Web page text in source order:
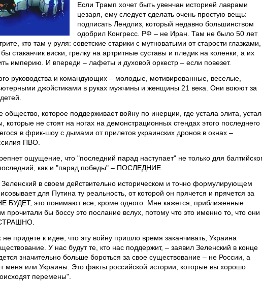
Если Трамп хочет быть увенчан историей лаврами
цезаря, ему следует сделать очень простую вещь:
подписать Лендлиз, который недавно большинством
одобрил Конгресс. РФ – не Иран. Там не было 50 лет
кто там у руля: советские старики с мутноватыми от старости глазками,
стаканчик виски, грелку на артритные суставы и пледик на коленки, а их
империю. И впереди – лафеты и духовой оркестр – если повезет.
руководства и командующих – молодые, мотивированные, веселые,
джойстиками в руках мужчины и женщины 21 века. Они воюют за
общество, которое поддерживает войну по инерции, где устала элита,
которые не стоят на ногах на демонстрационных стендах этого последнего
в фрик-шоу с дымами от прилетов украинских дронов в окнах –
ПВО.
ощущение, что "последний парад наступает" не только для
как и "парад победы" – ПОСЛЕДНИЕ.
в своем действительно историческом и точно формулирующем
для Путина ту реальность, от которой он прячется и прячется за
БУДЕТ, это понимают все, кроме одного. Мне кажется, приближенные
прочитали бы боссу это послание вслух, потому что это именно то, что они
СТРАШНО.
придете к идее, что эту войну пришло время заканчивать, Украина
У нас будут те, кто нас поддержит, – заявил Зеленский в конце
значительно больше бороться за свое существование – не России, а
меня или Украины. Это факты российской истории, которые вы хорошо
перемены".